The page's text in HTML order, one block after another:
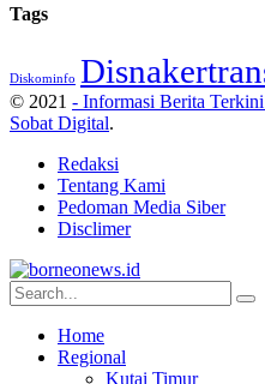
Tags
Diskominfo
© 2021 - Informasi Berita
Sobat Digital.
Redaksi
Tentang Kami
Pedoman Media Siber
Disclimer
Home
Regional
Kutai Timur